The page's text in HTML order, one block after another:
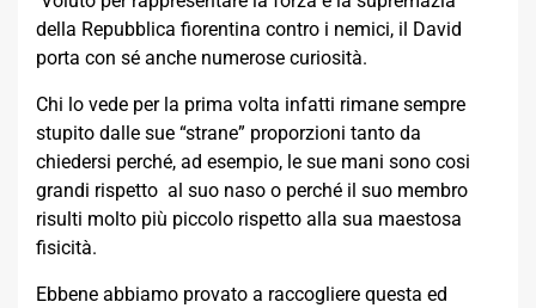
della Repubblica fiorentina contro i nemici, il David
porta con sé anche numerose curiosità.
Chi lo vede per la prima volta infatti rimane sempre
stupito dalle sue “strane” proporzioni tanto da
chiedersi perché, ad esempio, le sue mani sono cosi
grandi rispetto al suo naso o perché il suo membro
risulti molto più piccolo rispetto alla sua maestosa
fisicità.
Ebbene abbiamo provato a raccogliere questa ed